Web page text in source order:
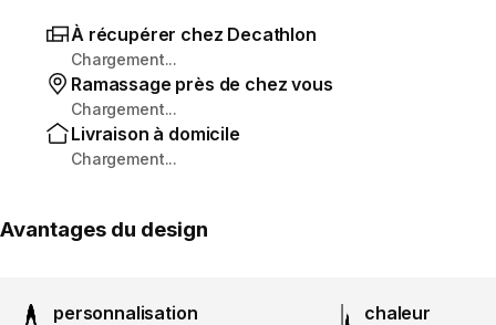
À récupérer chez Decathlon
Chargement...
Ramassage près de chez vous
Chargement...
Livraison à domicile
Chargement...
Avantages du design
personnalisation chaleur